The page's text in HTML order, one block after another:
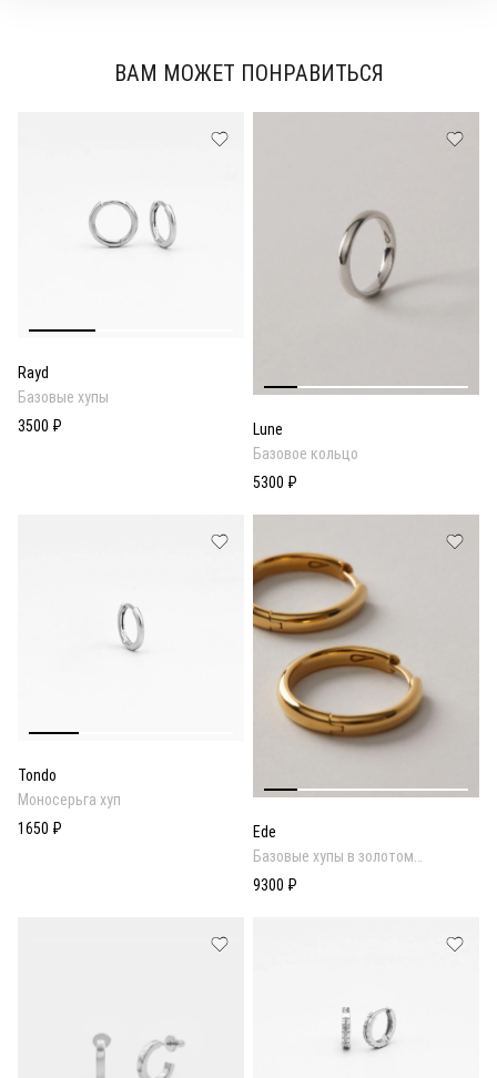
ВАМ МОЖЕТ ПОНРАВИТЬСЯ
Rayd
Базовые хупы
3500 ₽
Lune
Базовое кольцо
5300 ₽
Tondo
Моносерьга хуп
1650 ₽
Ede
Базовые хупы в золотом
покрытии
9300 ₽